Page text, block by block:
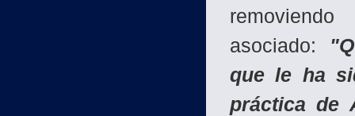
asociado:
que le ha
práctica de